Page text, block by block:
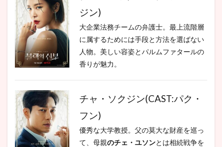
ジン)
大企業法務チームの弁護士。最上流階層
に属するためには手段と方法を選ばない
人物。美しい容姿とパルムファタールの
香りが魅力。
チャ・ソクジン(CAST:パク・
フン)
優秀な大学教授。父の莫大な財産を巡っ
て、母親のチェ・ユソンとは相続戦争を